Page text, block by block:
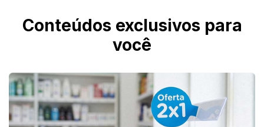
Conteúdos exclusivos para
você